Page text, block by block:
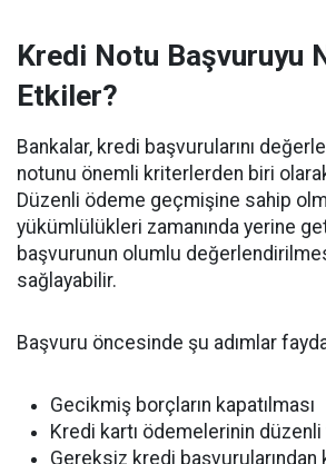
Kredi Notu Başvuruyu
Etkiler?
Bankalar, kredi başvurularını
notunu önemli kriterlerden biri
Düzenli ödeme geçmişine sahip
yükümlülükleri zamanında yerine
başvurunun olumlu
sağlayabilir.
Başvuru öncesinde şu adımlar
Gecikmiş borçların kapatılması
Kredi kartı ödemelerinin düzenli
Gereksiz kredi başvurularından